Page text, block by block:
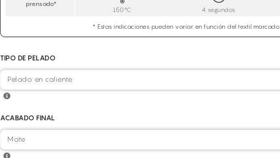
prensado*
150°C
4 segundos
* Estas indicaciones pueden variar en función del textil marcado.
TIPO DE PELADO
Pelado en caliente
ACABADO FINAL
Mate